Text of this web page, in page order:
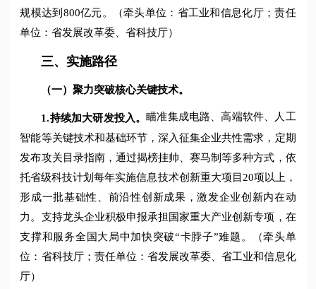
规模达到800亿元。（牵头单位：省工业和信息化厅；责任
单位：省发展改革委、省科技厅）
三、实施路径
（一）聚力突破核心关键技术。
1.持续加大研发投入。瞄准集成电路、高端软件、人工
智能等关键技术和基础环节，深入征集企业共性需求，定期
发布攻关目录指南，通过揭榜挂帅、赛马制等多种方式，依
托省级科技计划每年实施信息技术创新重大项目20项以上，
形成一批基础性、前沿性创新成果，激发企业创新内在动
力。支持龙头企业积极申报承担国家重大产业创新专项，在
支撑和服务全国大局中加快突破“卡脖子”难题。（牵头单
位：省科技厅；责任单位：省发展改革委、省工业和信息化
厅）